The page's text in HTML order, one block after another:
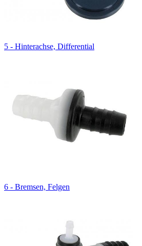
5 - Hinterachse, Differential
6 - Bremsen, Felgen